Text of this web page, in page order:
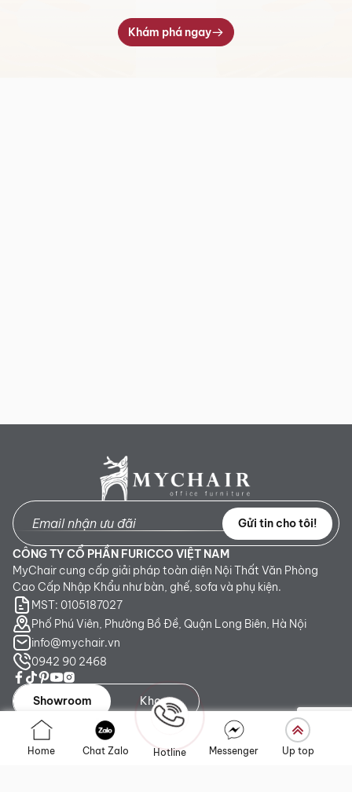
Khám phá ngay
Gửi tin cho tôi!
CÔNG TY CỔ PHẦN FURICCO VIỆT NAM
MyChair cung cấp giải pháp toàn diện Nội Thất Văn Phòng
Cao Cấp Nhập Khẩu như bàn, ghế, sofa và phụ kiện.
MST: 0105187027
Phố Phú Viên, Phường Bồ Đề, Quận Long Biên, Hà Nội
info@mychair.vn
0942 90 2468
Showroom Kho
Showroom TP. HCM:
Số 345 - 347 Trần Phú, phường An
Home Chat Zalo Hotline Messenger Up top